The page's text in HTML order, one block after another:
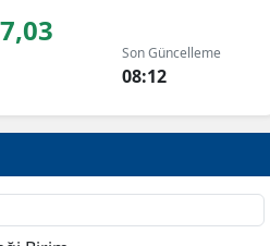
Son Güncelleme
08:12